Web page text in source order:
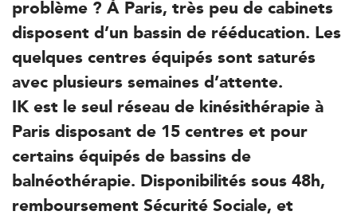
problème ? À Paris, très peu de cabinets
disposent d’un bassin de rééducation. Les
quelques centres équipés sont saturés
avec plusieurs semaines d’attente.
IK est le seul réseau de kinésithérapie à
Paris disposant de 15 centres et pour
certains équipés de bassins de
balnéothérapie. Disponibilités sous 48h,
remboursement Sécurité Sociale, et